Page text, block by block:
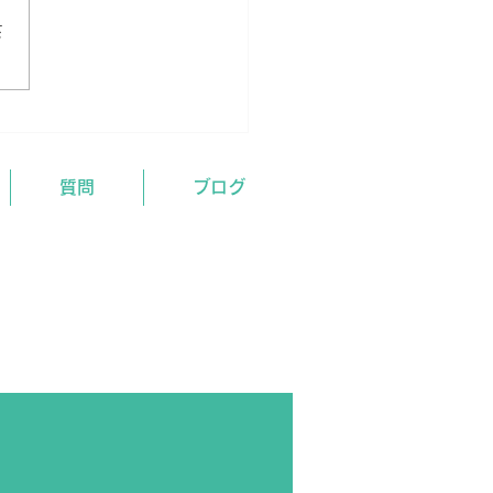
質問 ブログ